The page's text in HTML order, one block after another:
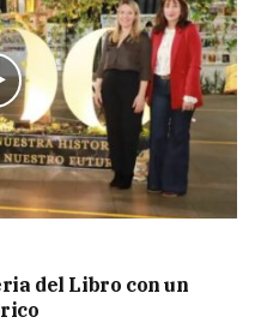
del Libro con un